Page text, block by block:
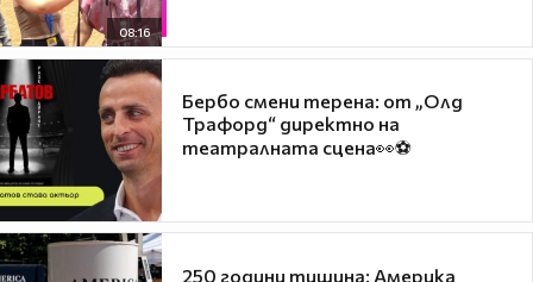
08:16
Бербо смени терена: от „Олд
Трафорд“ директно на
театралната сцена👀⚽
250 години тишина: Америка